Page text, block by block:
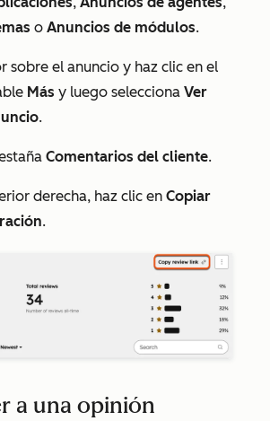
o Anuncios de módulos.
sobre el anuncio y haz clic en el
Más y luego selecciona Ver
.
Comentarios del cliente.
derecha, haz clic en Copiar
.
a una opinión